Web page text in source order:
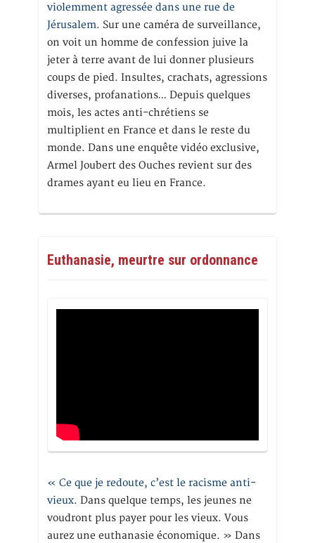
violemment agressée dans une rue de
Jérusalem. Sur une caméra de surveillance,
on voit un homme de confession juive la
jeter à terre avant de lui donner plusieurs
coups de pied. Insultes, crachats, agressions
diverses, profanations… Depuis quelques
mois, les actes anti-chrétiens se
multiplient en France et dans le reste du
monde. Dans une enquête vidéo exclusive,
Armel Joubert des Ouches revient sur des
drames ayant eu lieu en France.
Euthanasie, meurtre sur ordonnance
« Ce que je redoute, c’est le racisme anti-
vieux. Dans quelque temps, les jeunes ne
voudront plus payer pour les vieux. Vous
aurez une euthanasie économique. » Dans